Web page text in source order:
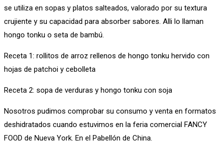
se utiliza en sopas y platos salteados, valorado por su textura
crujiente y su capacidad para absorber sabores. Alli lo llaman
hongo tonku o seta de bambú.
Receta 1: rollitos de arroz rellenos de hongo tonku hervido con
hojas de patchoi y cebolleta
Receta 2: sopa de verduras y hongo tonku con soja
Nosotros pudimos comprobar su consumo y venta en formatos
deshidratados cuando estuvimos en la feria comercial FANCY
FOOD de Nueva York. En el Pabellón de China.